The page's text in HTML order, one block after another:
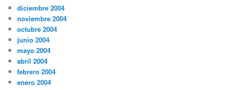
diciembre 2004
noviembre 2004
octubre 2004
junio 2004
mayo 2004
abril 2004
febrero 2004
enero 2004